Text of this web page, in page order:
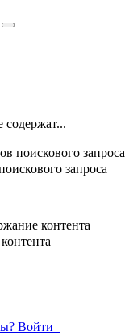
содержат...
поискового запроса
запроса
контента
Войти